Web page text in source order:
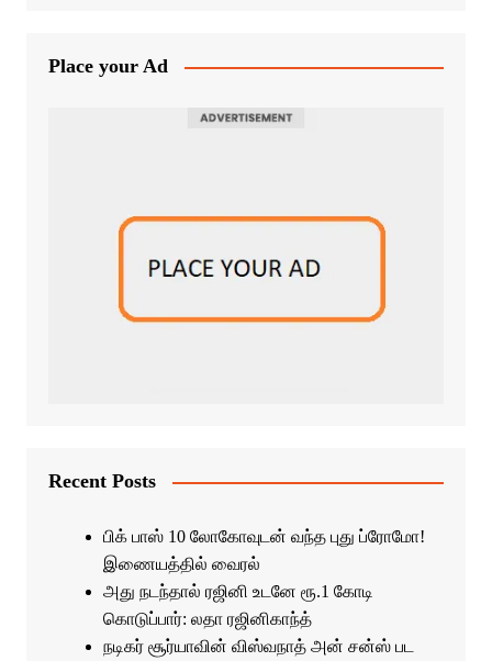
Place your Ad
Recent Posts
பிக் பாஸ் 10 லோகோவுடன் வந்த புது ப்ரோமோ!
இணையத்தில் வைரல்
அது நடந்தால் ரஜினி உடனே ரூ.1 கோடி
கொடுப்பார்: லதா ரஜினிகாந்த்
நடிகர் சூர்யாவின் விஸ்வநாத் அன் சன்ஸ் பட